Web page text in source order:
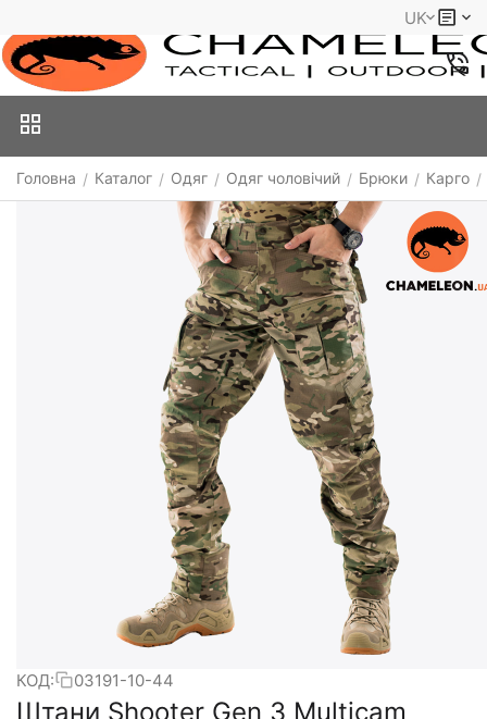
UK
Головна / Каталог / Одяг / Одяг чоловічий / Брюки / Карго /
КОД: 03191-10-44
Штани Shooter Gen 3 Multicam